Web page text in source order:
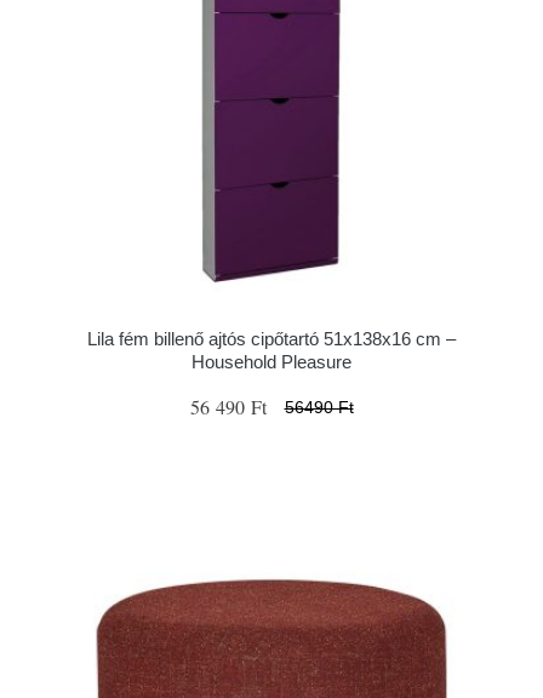
Lila fém billenő ajtós cipőtartó 51x138x16 cm –
Household Pleasure
56 490 Ft 56490 Ft